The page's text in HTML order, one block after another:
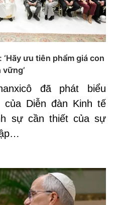
ưu tiên phẩm giá con
đã phát biểu
Diễn đàn Kinh tế
sự cần thiết của sự